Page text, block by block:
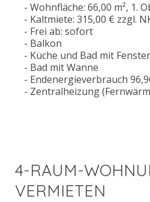
- Wohnfläche: 66,00 m², 1.
- Kaltmiete: 315,00 € zzgl.
- Frei ab: sofort
- Balkon
- Küche und Bad mit Fenster
- Bad mit Wanne
- Endenergieverbrauch
- Zentralheizung
4-RAUM-
VERMIETEN